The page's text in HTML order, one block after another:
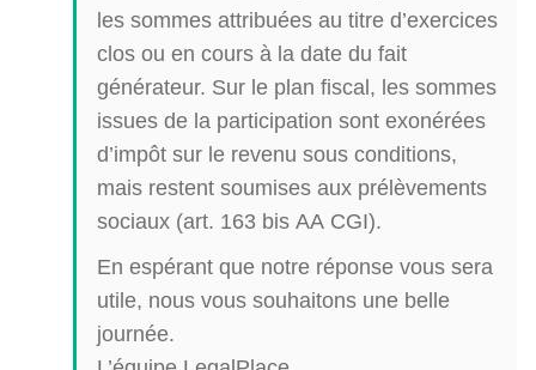
les sommes attribuées au titre d’exercices
clos ou en cours à la date du fait
générateur. Sur le plan fiscal, les sommes
issues de la participation sont exonérées
d’impôt sur le revenu sous conditions,
mais restent soumises aux prélèvements
sociaux (art. 163 bis AA CGI).
En espérant que notre réponse vous sera
utile, nous vous souhaitons une belle
journée.